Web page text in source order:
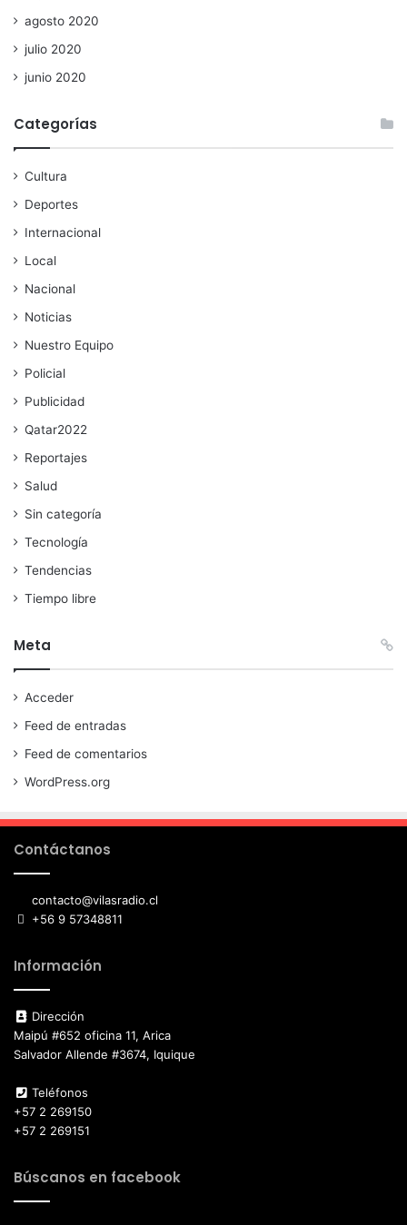
agosto 2020
julio 2020
junio 2020
Categorías
Cultura
Deportes
Internacional
Local
Nacional
Noticias
Nuestro Equipo
Policial
Publicidad
Qatar2022
Reportajes
Salud
Sin categoría
Tecnología
Tendencias
Tiempo libre
Meta
Acceder
Feed de entradas
Feed de comentarios
WordPress.org
Contáctanos
contacto@vilasradio.cl
+56 9 57348811
Información
Dirección
Maipú #652 oficina 11, Arica
Salvador Allende #3674, Iquique
Teléfonos
+57 2 269150
+57 2 269151
Búscanos en facebook